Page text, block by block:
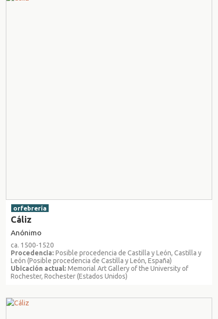
orfebrería
Cáliz
Anónimo
ca. 1500-1520
Procedencia: Posible procedencia de Castilla y León, Castilla y
León (Posible procedencia de Castilla y León, España)
Ubicación actual: Memorial Art Gallery of the University of
Rochester, Rochester (Estados Unidos)